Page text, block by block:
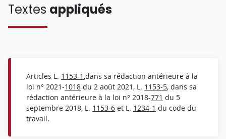
Textes appliqués
Articles L. 1153-1 ,dans sa rédaction antérieure à la
loi n° 2021-1018 du 2 août 2021, L. 1153-5, dans sa
rédaction antérieure à la loi n° 2018-771 du 5
septembre 2018, L. 1153-6 et L. 1234-1 du code du
travail.